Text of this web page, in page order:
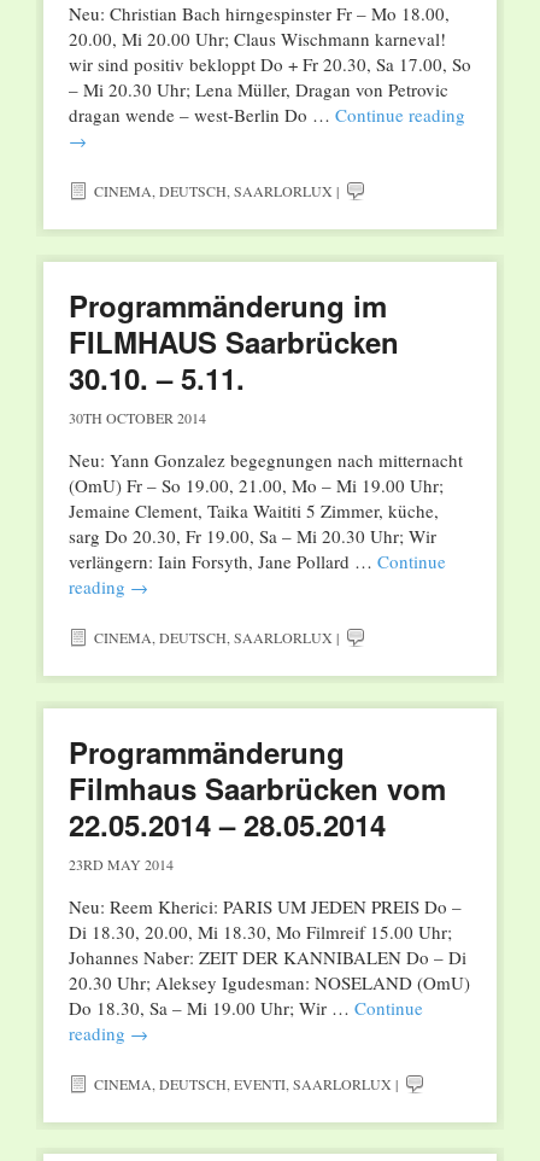
Neu: Christian Bach hirngespinster Fr – Mo 18.00,
20.00, Mi 20.00 Uhr; Claus Wischmann karneval!
wir sind positiv bekloppt Do + Fr 20.30, Sa 17.00, So
– Mi 20.30 Uhr; Lena Müller, Dragan von Petrovic
dragan wende – west-Berlin Do … Continue reading
→
CINEMA,DEUTSCH,SAARLORLUX |
Programmänderung im
FILMHAUS Saarbrücken
30.10. – 5.11.
30TH OCTOBER 2014
Neu: Yann Gonzalez begegnungen nach mitternacht
(OmU) Fr – So 19.00, 21.00, Mo – Mi 19.00 Uhr;
Jemaine Clement, Taika Waititi 5 Zimmer, küche,
sarg Do 20.30, Fr 19.00, Sa – Mi 20.30 Uhr; Wir
verlängern: Iain Forsyth, Jane Pollard … Continue
reading →
CINEMA DEUTSCH SAARLORLUX |
Programmänderung
Filmhaus Saarbrücken vom
22.05.2014 – 28.05.2014
23RD MAY 2014
Neu: Reem Kherici: PARIS UM JEDEN PREIS Do –
Di 18.30, 20.00, Mi 18.30, Mo Filmreif 15.00 Uhr;
Johannes Naber: ZEIT DER KANNIBALEN Do – Di
20.30 Uhr; Aleksey Igudesman: NOSELAND (OmU)
Do 18.30, Sa – Mi 19.00 Uhr; Wir … Continue
reading →
CINEMA DEUTSCH EVENTI, SAARLORLUX |